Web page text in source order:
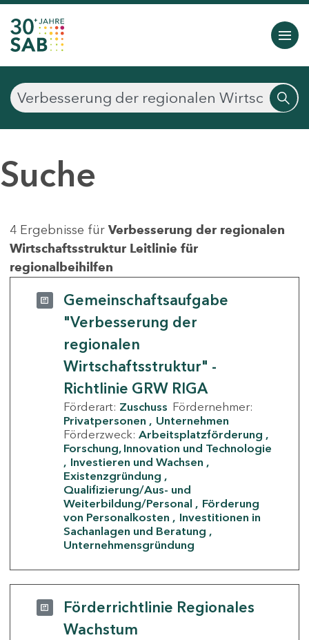
Suche
4 Ergebnisse für Verbesserung der regionalen
Wirtschaftsstruktur Leitlinie für
regionalbeihilfen
Gemeinschaftsaufgabe
"Verbesserung der
regionalen
Wirtschaftsstruktur" -
Richtlinie GRW RIGA
Förderart: Zuschuss Fördernehmer:
Privatpersonen
Unternehmen
Förderzweck: Arbeitsplatzförderung
Forschung, Innovation und Technologie
Investieren und Wachsen
Existenzgründung
Qualifizierung/Aus- und
Weiterbildung/Personal
Förderung
von Personalkosten
Investitionen in
Sachanlagen und Beratung
Unternehmensgründung
Förderrichtlinie Regionales
Wachstum